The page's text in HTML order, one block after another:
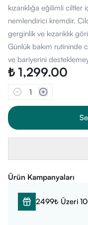
kızarıklığa eğilimli
nemlendirici kremdir.
gerginlik ve kızarıklık
Günlük bakım rutininde
ve bariyerini
₺ 1,299.00
1
Ürün Kampanyaları
2499₺ Üzeri